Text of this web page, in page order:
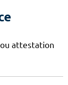
attestation